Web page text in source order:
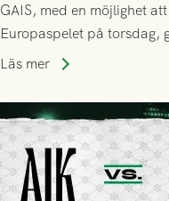
GAIS, med en möjlighet
Europaspelet på torsdag,
Stockholm . Men trots
lyckades få in 2-0.
Läs mer